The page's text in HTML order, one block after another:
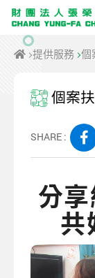
提供服務 個
個案
SHARE :
分
共